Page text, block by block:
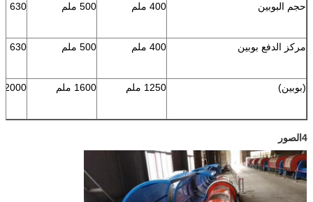
حجم البوبين 400 ملم 500 ملم 630 ملم
مركز الدفع بوبين 400 ملم 500 ملم 630 ملم
(بوبين) 1250 ملم 1600 ملم 2000 ملم
4الصور